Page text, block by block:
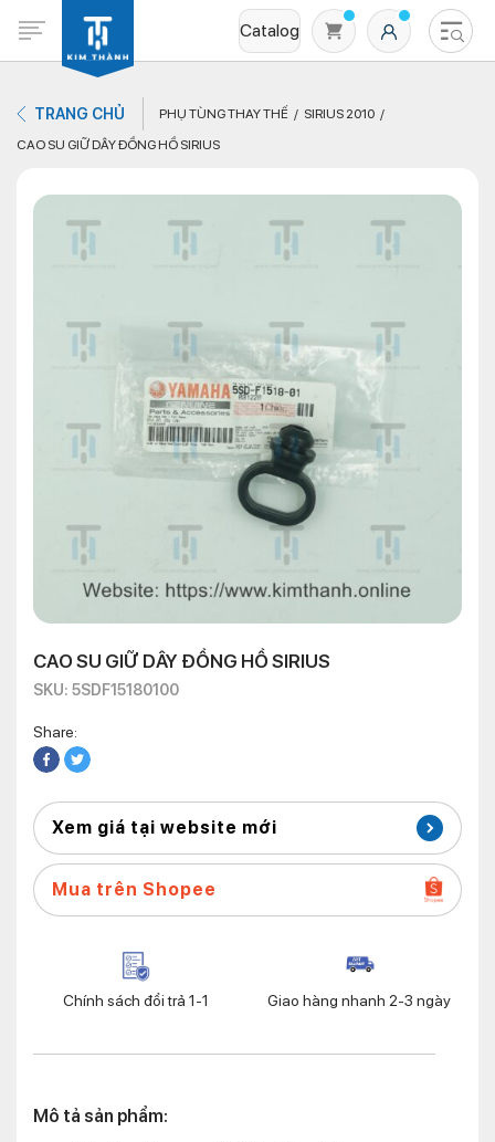
Catalog
TRANG CHỦ PHỤ TÙNG THAY THẾ
SIRIUS 2010
CAO SU GIỮ DÂY ĐỒNG HỒ SIRIUS
CAO SU GIỮ DÂY ĐỒNG HỒ SIRIUS
SKU: 5SDF15180100
Share:
Xem giá tại website mới
Mua trên Shopee
Chính sách đổi trả 1-1 Giao hàng nhanh 2-3 ngày
Mô tả sản phẩm: